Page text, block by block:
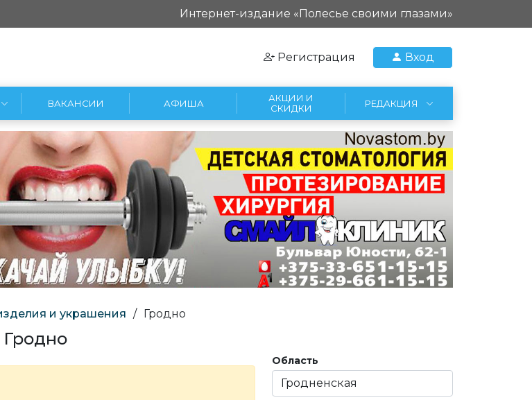
Интернет-издание «Полесье своими глазами»
Регистрация Вход
ВАКАНСИИ АФИША
АКЦИИ И
СКИДКИ
РЕДАКЦИЯ
и украшения / Гродно
Область